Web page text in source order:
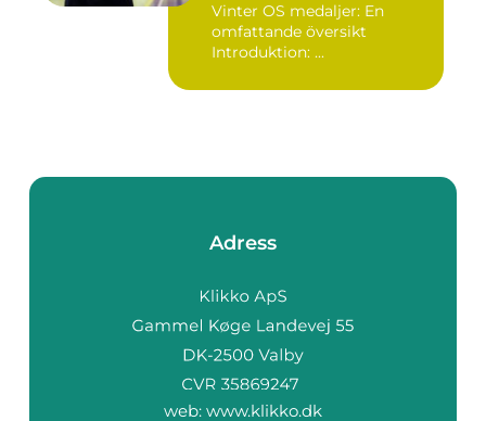
Vinter OS medaljer: En
omfattande översikt
Introduktion: ...
Adress
web: www.klikko.dk